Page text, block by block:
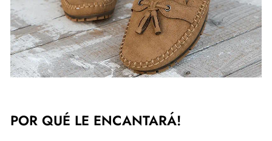
POR QUÉ LE ENCANTARÁ!